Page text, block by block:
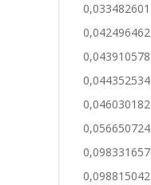
0,033482601
0,042496462
0,043910578
0,044352534
0,046030182
0,056650724
0,098331657
0,098815042